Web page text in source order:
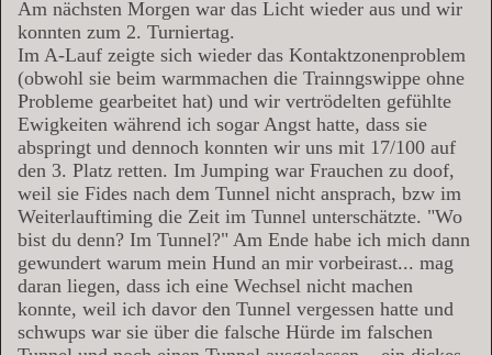
Am nächsten Morgen war das Licht wieder aus und wir
konnten zum 2. Turniertag.
Im A-Lauf zeigte sich wieder das Kontaktzonenproblem
(obwohl sie beim warmmachen die Trainngswippe ohne
Probleme gearbeitet hat) und wir vertrödelten gefühlte
Ewigkeiten während ich sogar Angst hatte, dass sie
abspringt und dennoch konnten wir uns mit 17/100 auf
den 3. Platz retten. Im Jumping war Frauchen zu doof,
weil sie Fides nach dem Tunnel nicht ansprach, bzw im
Weiterlauftiming die Zeit im Tunnel unterschätzte. "Wo
bist du denn? Im Tunnel?" Am Ende habe ich mich dann
gewundert warum mein Hund an mir vorbeirast... mag
daran liegen, dass ich eine Wechsel nicht machen
konnte, weil ich davor den Tunnel vergessen hatte und
schwups war sie über die falsche Hürde im falschen